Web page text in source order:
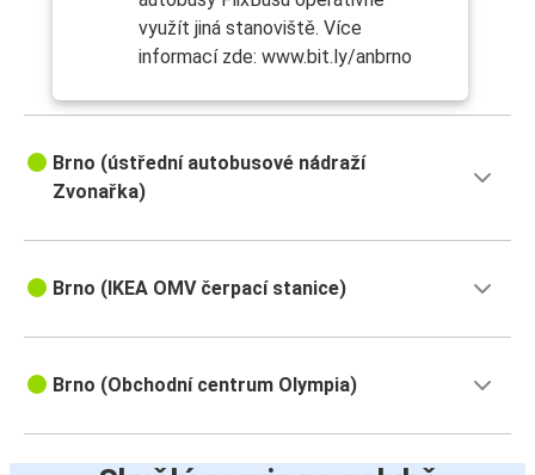
využít jiná stanoviště. Více
informací zde: www.bit.ly/anbrno
Brno (ústřední autobusové nádraží
Zvonařka)
Brno (IKEA OMV čerpací stanice)
Brno (Obchodní centrum Olympia)